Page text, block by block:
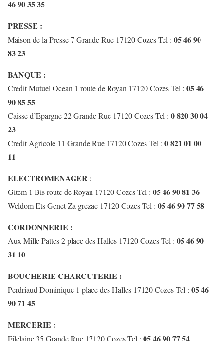
46 90 35 35
PRESSE :
Maison de la Presse 7 Grande Rue 17120 Cozes Tel : 05 46 90
83 23
BANQUE :
Credit Mutuel Ocean 1 route de Royan 17120 Cozes Tel : 05 46
90 85 55
Caisse d’Epargne 22 Grande Rue 17120 Cozes Tel : 0 820 30 04
23
Credit Agricole 11 Grande Rue 17120 Cozes Tel : 0 821 01 00
11
ELECTROMENAGER :
Gitem 1 Bis route de Royan 17120 Cozes Tel : 05 46 90 81 36
Weldom Ets Genet Za grezac 17120 Cozes Tel : 05 46 90 77 58
CORDONNERIE :
Aux Mille Pattes 2 place des Halles 17120 Cozes Tel : 05 46 90
31 10
BOUCHERIE CHARCUTERIE :
Perdriaud Dominique 1 place des Halles 17120 Cozes Tel : 05 46
90 71 45
MERCERIE :
Filelaine 35 Grande Rue 17120 Cozes Tel : 05 46 90 77 54